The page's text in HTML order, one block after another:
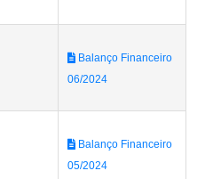
Balanço Financeiro
06/2024
Balanço Financeiro
05/2024